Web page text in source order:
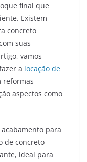
final que
Existem
concreto
suas
vamos
a locação de
reformas
aspectos como
para
de concreto
ideal para